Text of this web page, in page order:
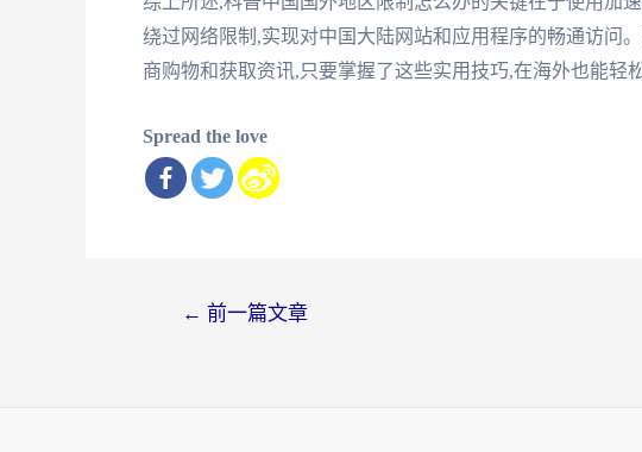
绕过网络限制,实现对中国大陆网站和应用程序的畅通访问
商购物和获取资讯,只要掌握了这些实用技巧,在海外也能轻
Spread the love
← 前一篇文章